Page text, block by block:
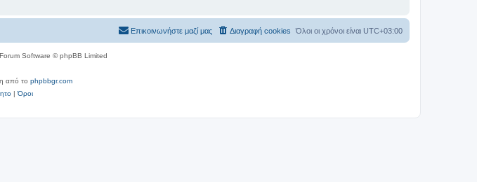
Όλοι οι χρόνοι είναι UTC+03:00
Διαγραφή cookies
Επικοινωνήστε μαζί μας
Software © phpBB Limited
από το phpbbgr.com
|Όροι